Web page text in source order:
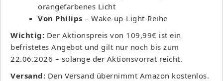
orangefarbenes Licht
Von Philips – Wake-up-Light-Reihe
Wichtig: Der Aktionspreis von 109,99€ ist ein
befristetes Angebot und gilt nur noch bis zum
22.06.2026 – solange der Aktionsvorrat reicht.
Versand: Den Versand übernimmt Amazon kostenlos.